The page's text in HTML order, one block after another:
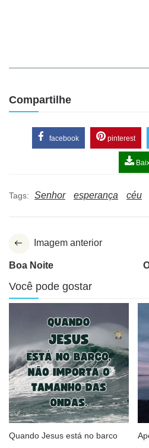
Compartilhe
facebook pinterest
Tags: Senhor esperança céu
Imagem anterior
Boa Noite
Você pode gostar
Quando Jesus está no barco